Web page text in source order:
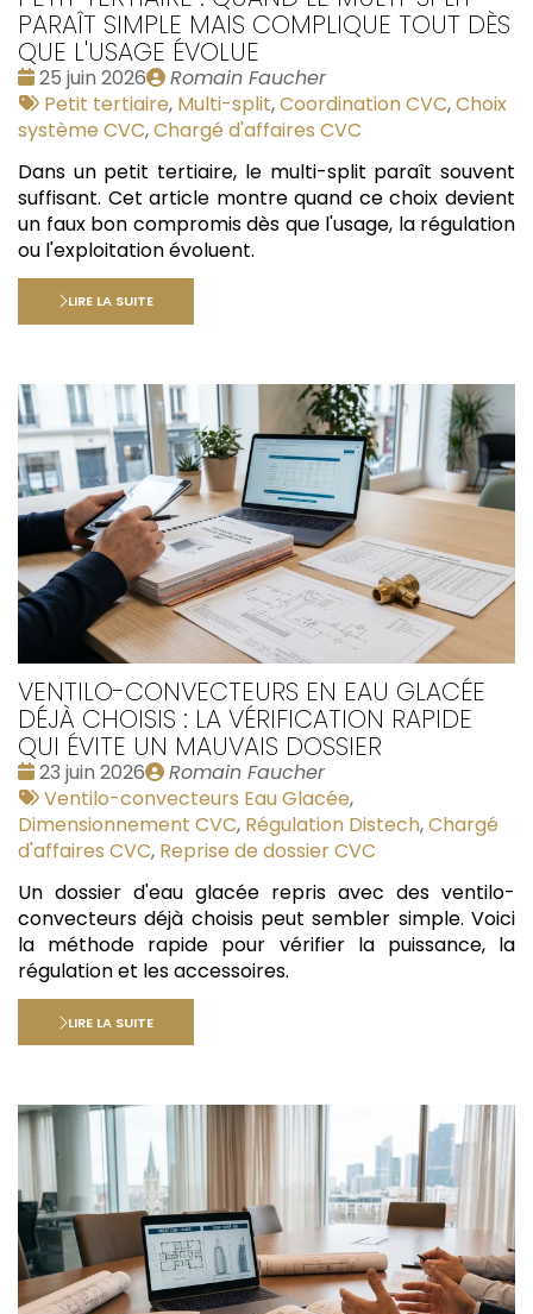
PARAÎT SIMPLE MAIS COMPLIQUE TOUT DÈS
QUE L'USAGE ÉVOLUE
Date
:
25 juin 2026
Publié
par
Romain Faucher
Tags
:
Petit tertiaire, Multi-split,Coordination CVC,Choix
système CVC,Chargé d'affaires CVC
Dans un petit tertiaire, le multi-split paraît souvent
suffisant. Cet article montre quand ce choix devient
un faux bon compromis dès que l'usage, la régulation
ou l'exploitation évoluent.
LIRE LA SUITE
VENTILO-CONVECTEURS EN EAU GLACÉE
DÉJÀ CHOISIS : LA VÉRIFICATION RAPIDE
QUI ÉVITE UN MAUVAIS DOSSIER
Date
:
23 juin 2026
Publié
par
Romain Faucher
Tags
:
Ventilo-convecteurs Eau Glacée,
Dimensionnement CVC, Régulation Distech,Chargé
d'affaires CVC, Reprise de dossier CVC
Un dossier d'eau glacée repris avec des ventilo-
convecteurs déjà choisis peut sembler simple. Voici
la méthode rapide pour vérifier la puissance, la
régulation et les accessoires.
LIRE LA SUITE